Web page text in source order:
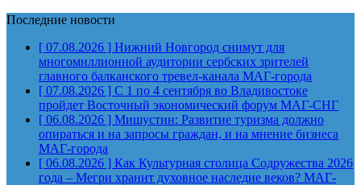
Последние новости
[ 07.08.2026 ] Нижний Новгород снимут для
многомиллионной аудитории сербских зрителей
главного балканского тревел-канала МАГ-города
[ 07.08.2026 ] С 1 по 4 сентября во Владивостоке
пройдет Восточный экономический форум МАГ-СНГ
[ 06.08.2026 ] Мишустин: Развитие туризма должно
опираться и на запросы граждан, и на мнение бизнеса
МАГ-города
[ 06.08.2026 ] Как Культурная столица Содружества 2026
года – Мегри хранит духовное наследие веков? МАГ-